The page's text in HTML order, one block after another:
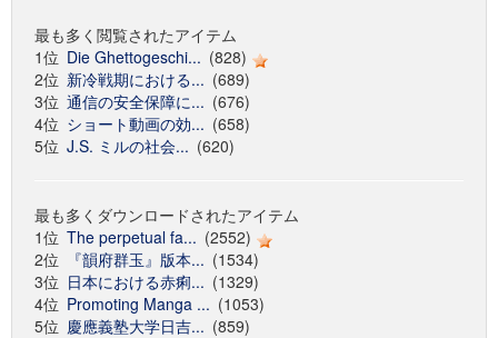
最も多く閲覧されたアイテム
1位 Die Ghettogeschi... (828)
2位 新冷戦期における... (689)
3位 通信の安全保障に... (676)
4位 ショート動画の効... (658)
5位 J.S. ミルの社会... (620)
最も多くダウンロードされたアイテム
1位 The perpetual fa... (2552)
2位
『韻府群玉』版本... (1534)
3位 日本における赤痢... (1329)
4位 Promoting Manga ... (1053)
5位 慶應義塾大学日吉... (859)